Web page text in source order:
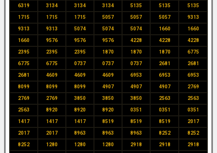
6319 3134 3134 3134 5135 5135 5135
1715 1715 1715 5057 5057 5057 9313
9313 9313 5074 5074 5074 1660 1660
1660 9576 9576 9576 4228 4228 4228
2395 2395 2395 1870 1870 1870 6775
6775 6775 0737 0737 0737 2681 2681
2681 4609 4609 4609 6953 6953 6953
8099 8099 8099 4907 4907 4907 2769
2769 2769 3850 3850 3850 2563 2563
2563 8920 8920 8920 0351 0351 0351
1417 1417 1417 8519 8519 8519 2017
2017 2017 8963 8963 8963 8252 8252
8252 1280 1280 1280 2918 2918 2918